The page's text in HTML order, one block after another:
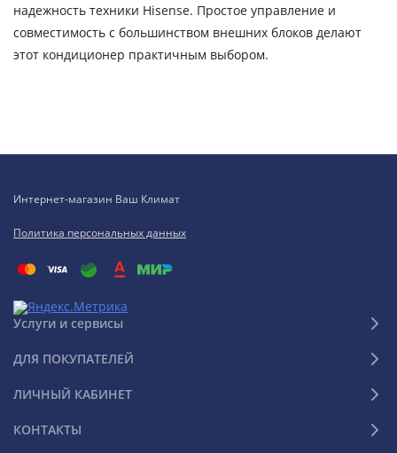
надежность техники Hisense. Простое управление и
совместимость с большинством внешних блоков делают
этот кондиционер практичным выбором.
Интернет-магазин Ваш Климат
Политика персональных данных
Услуги и сервисы
ДЛЯ ПОКУПАТЕЛЕЙ
ЛИЧНЫЙ КАБИНЕТ
КОНТАКТЫ